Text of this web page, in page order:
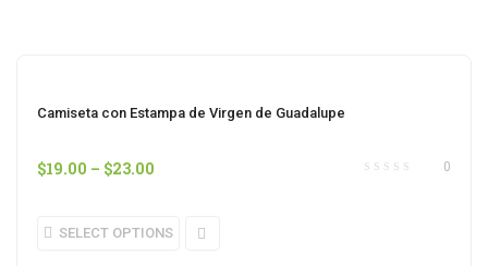
Camiseta con Estampa de Virgen de Guadalupe
0
$19.00 – $23.00
SELECT OPTIONS